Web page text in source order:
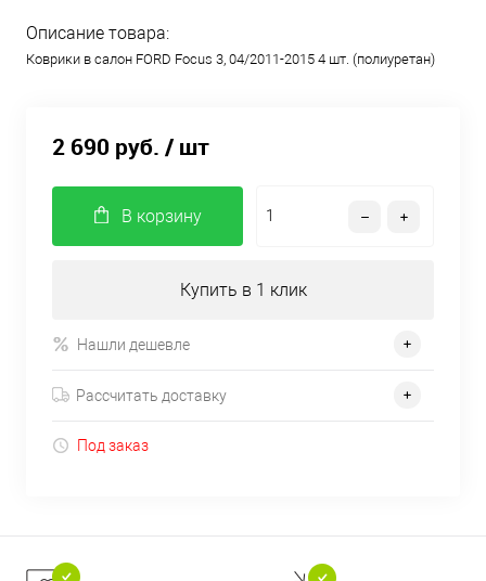
Описание товара:
Коврики в салон FORD Focus 3, 04/2011-2015 4 шт. (полиуретан)
2 690 руб. / шт
В корзину
Купить в 1 клик
Нашли дешевле
Рассчитать доставку
Под заказ